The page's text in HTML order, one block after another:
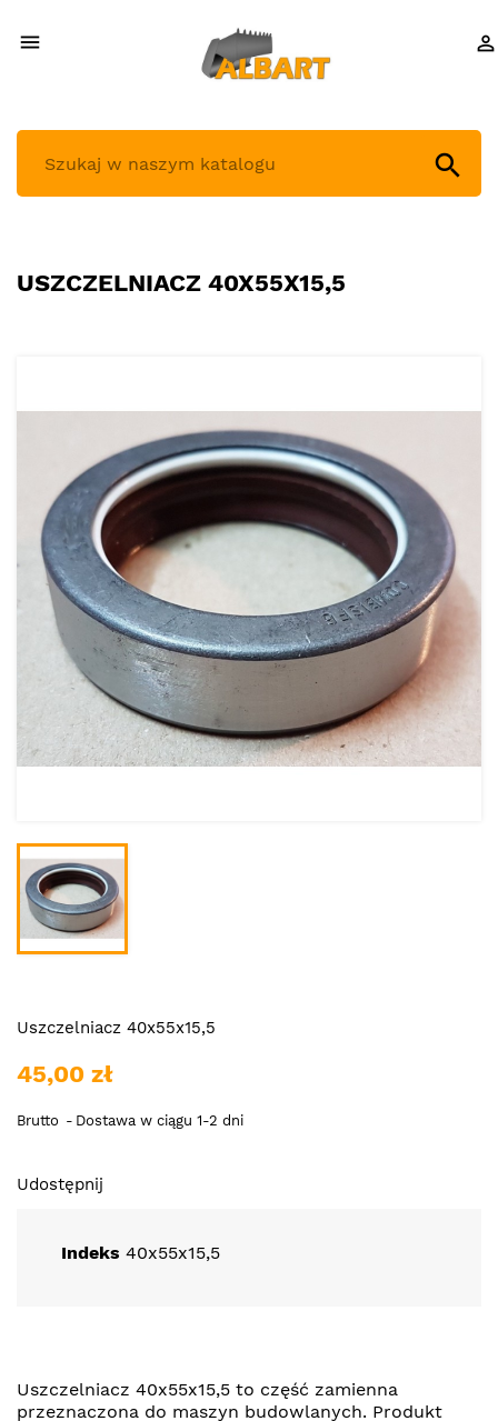
 

USZCZELNIACZ 40X55X15,5
Uszczelniacz 40x55x15,5
45,00 zł
Brutto Dostawa w ciągu 1-2 dni
Udostępnij
Indeks 40x55x15,5
Uszczelniacz 40x55x15,5 to część zamienna
przeznaczona do maszyn budowlanych. Produkt